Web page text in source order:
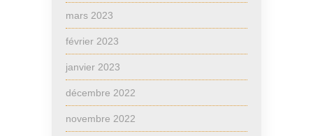
mars 2023
février 2023
janvier 2023
décembre 2022
novembre 2022